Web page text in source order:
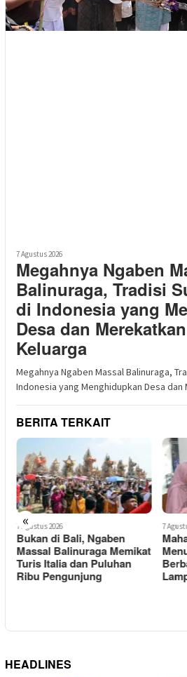
7 Agustus 2026
Megahnya Ngaben
Balinuraga, Tradisi
di Indonesia yang
Desa dan
Keluarga
Megahnya Ngaben Massal Balinuraga,
Indonesia yang Menghidupkan Desa
BERITA TERKAIT
«
7 Agustus 2026
Mahasiswa UIN RIL Asah
Menulis Opini dan Berita
Berbasis AI di JMSI
Lampung
7
Post
atas
HEADLINES